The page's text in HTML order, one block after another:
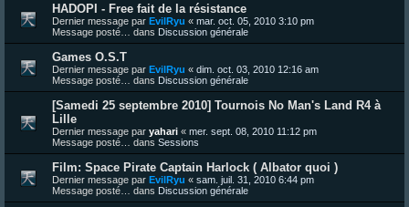
HADOPI - Free fait de la résistance
Dernier message par EvilRyu « mar. oct. 05, 2010 3:10 pm
Message posté… dans Discussion générale
Games O.S.T
Dernier message par EvilRyu « dim. oct. 03, 2010 12:16 am
Message posté… dans Discussion générale
[Samedi 25 septembre 2010] Tournois No Man's Land R4 à
Lille
Dernier message par yahari « mer. sept. 08, 2010 11:12 pm
Message posté… dans Sessions
Film: Space Pirate Captain Harlock ( Albator quoi )
Dernier message par EvilRyu « sam. juil. 31, 2010 6:44 pm
Message posté… dans Discussion générale